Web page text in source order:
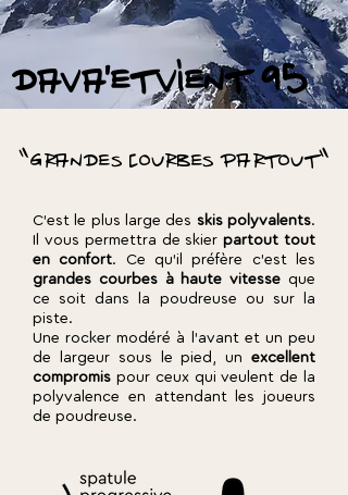
dava'etvient 95
"grandes courbes partout"
C'est le plus large des skis polyvalents.
Il vous permettra de skierpartout tout
en confort. Ce qu'il préfère c'est les
grandes courbes à haute vitesse que
ce soit dans la poudreuse ou sur la
piste.
Une rocker modéré à l'avant et un peu
de largeur sous le pied, un excellent
compromis pour ceux qui veulent de la
polyvalence en attendant les joueurs
de poudreuse.